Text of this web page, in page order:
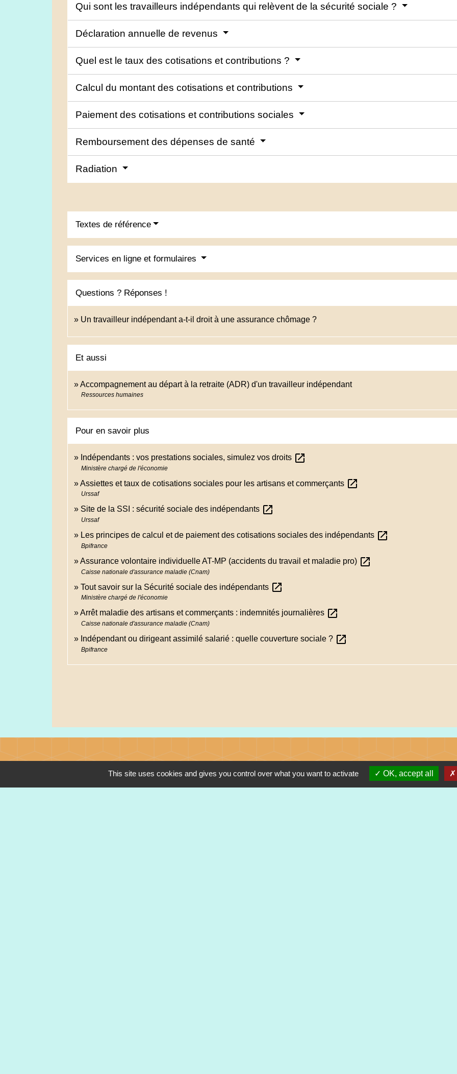
Qui sont les travailleurs indépendants qui relèvent de la sécurité sociale ?
Déclaration annuelle de revenus
Quel est le taux des cotisations et contributions ?
Calcul du montant des cotisations et contributions
Paiement des cotisations et contributions sociales
Remboursement des dépenses de santé
Radiation
Textes de référence
Services en ligne et formulaires
Questions ? Réponses !
Un travailleur indépendant a-t-il droit à une assurance chômage ?
Et aussi
Accompagnement au départ à la retraite (ADR) d'un travailleur indépendant
Ressources humaines
Pour en savoir plus
Indépendants : vos prestations sociales, simulez vos droits open_in_new
Ministère chargé de l'économie
Assiettes et taux de cotisations sociales pour les artisans et commerçants open_in_new
Urssaf
Site de la SSI : sécurité sociale des indépendants open_in_new
Urssaf
Les principes de calcul et de paiement des cotisations sociales des indépendants open_in_new
Bpifrance
Assurance volontaire individuelle AT-MP (accidents du travail et maladie pro) open_in_new
Caisse nationale d'assurance maladie (Cnam)
Tout savoir sur la Sécurité sociale des indépendants open_in_new
Ministère chargé de l'économie
Arrêt maladie des artisans et commerçants : indemnités journalières open_in_new
Caisse nationale d'assurance maladie (Cnam)
Indépendant ou dirigeant assimilé salarié : quelle couverture sociale ? open_in_new
Bpifrance
ContactsThis site uses cookies and gives you control over what you want to activate OK, accept all